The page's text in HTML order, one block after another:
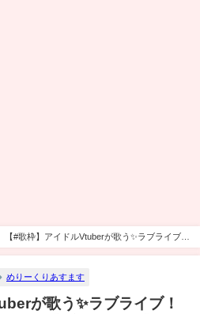
【#歌枠】アイドルVtuberが歌う✨ラブライブ！
りあ】
めりーくりあすます
が歌う✨ラブライブ！